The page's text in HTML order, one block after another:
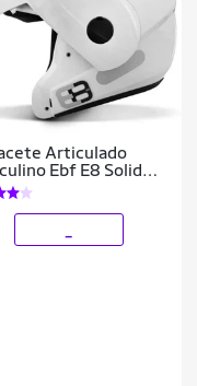
Articulado
Ebf E8 Solid
Moto